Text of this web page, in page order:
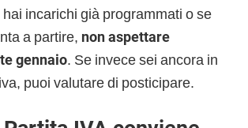
hai incarichi già programmati o se
a partire, non aspettare
gennaio. Se invece sei ancora in
puoi valutare di posticipare.